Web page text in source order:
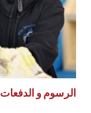
الرسوم و الدفعات